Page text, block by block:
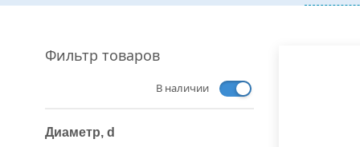
Фильтр товаров
В наличии
Диаметр, d